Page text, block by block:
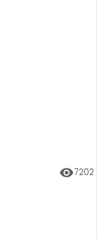
7202